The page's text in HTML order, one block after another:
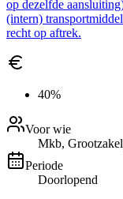
op dezelfde
(intern)
recht op aftrek.
40%
Voor wie
Mkb,
Periode
Doorlopend